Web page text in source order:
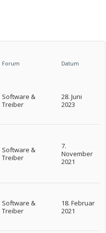
Forum Datum
Software &
Treiber
28. Juni
2023
Software &
Treiber
7.
November
2021
Software &
Treiber
18. Februar
2021